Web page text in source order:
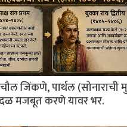
चौल जिंकणे, पार्थल
मजबूत करणे यावर भर.